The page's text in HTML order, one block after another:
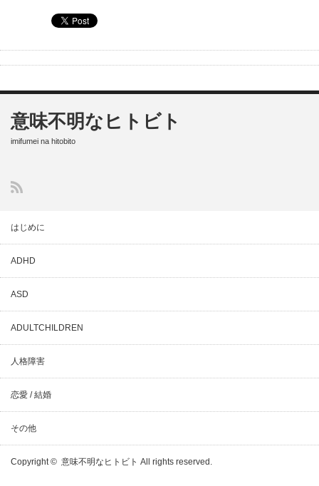
意味不明なヒトビト
imifumei na hitobito
はじめに
ADHD
ASD
ADULTCHILDREN
人格障害
恋愛 / 結婚
その他
Copyright © 意味不明なヒトビト All rights reserved.